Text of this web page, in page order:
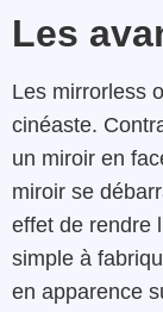
Les
Les mirrorless
cinéaste.
un miroir en
miroir se
effet de rendre
simple à
en apparence